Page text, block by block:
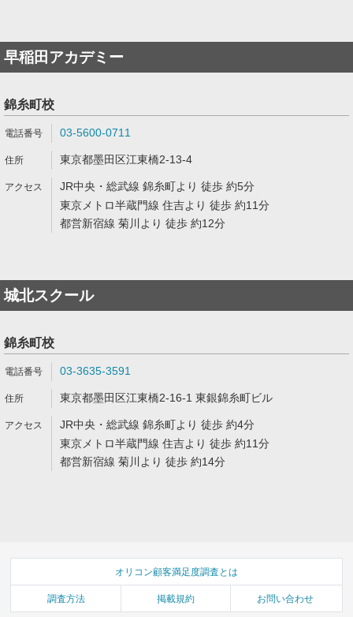
早稲田アカデミー
錦糸町校
03-5600-0711
東京都墨田区江東橋2-13-4
JR中央・総武線 錦糸町より 徒歩 約5分
東京メトロ半蔵門線 住吉より 徒歩 約11分
都営新宿線 菊川より 徒歩 約12分
城北スクール
錦糸町校
03-3635-3591
東京都墨田区江東橋2-16-1 東銀錦糸町ビル
JR中央・総武線 錦糸町より 徒歩 約4分
東京メトロ半蔵門線 住吉より 徒歩 約11分
都営新宿線 菊川より 徒歩 約14分
オリコン顧客満足度調査とは
調査方法 掲載規約 お問い合わせ